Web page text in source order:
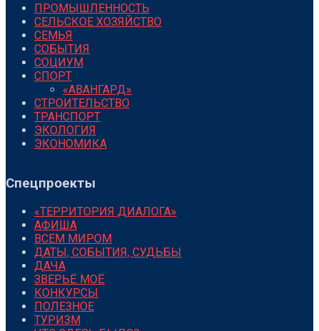
ПРОМЫШЛЕННОСТЬ
СЕЛЬСКОЕ ХОЗЯЙСТВО
СЕМЬЯ
СОБЫТИЯ
СОЦИУМ
СПОРТ
«АВАНГАРД»
СТРОИТЕЛЬСТВО
ТРАНСПОРТ
ЭКОЛОГИЯ
ЭКОНОМИКА
Спецпроекты
«ТЕРРИТОРИЯ ДИАЛОГА»
АФИША
ВСЕМ МИРОМ
ДАТЫ, СОБЫТИЯ, СУДЬБЫ
ДАЧА
ЗВЕРЬЁ МОЁ
КОНКУРСЫ
ПОЛЕЗНОЕ
ТУРИЗМ